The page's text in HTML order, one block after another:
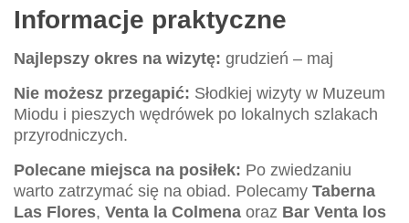
Informacje praktyczne
Najlepszy okres na wizytę: grudzień – maj
Nie możesz przegapić: Słodkiej wizyty w Muzeum
Miodu i pieszych wędrówek po lokalnych szlakach
przyrodniczych.
Polecane miejsca na posiłek: Po zwiedzaniu
warto zatrzymać się na obiad. Polecamy Taberna
Las Flores, Venta la Colmena oraz Bar Venta los